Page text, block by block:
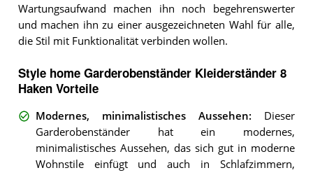
Wartungsaufwand machen ihn noch begehrenswerter
und machen ihn zu einer ausgezeichneten Wahl für alle,
die Stil mit Funktionalität verbinden wollen.
Style home Garderobenständer Kleiderständer 8
Haken Vorteile
Modernes, minimalistisches Aussehen: Dieser
Garderobenständer hat ein modernes,
minimalistisches Aussehen, das sich gut in moderne
Wohnstile einfügt und auch in Schlafzimmern,